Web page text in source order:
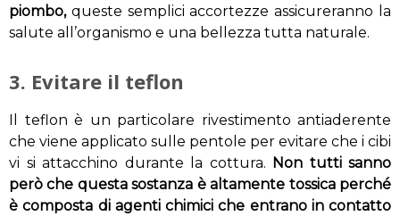
piombo,queste semplici accortezze assicureranno la
salute all’organismo e una bellezza tutta naturale.
3. Evitare il teflon
Il teflon è un particolare rivestimento antiaderente
che viene applicato sulle pentole per evitare che i cibi
vi si attacchino durante la cottura. Non tutti sanno
però che questa sostanza è altamente tossica perché
è composta di agenti chimici che entrano in contatto